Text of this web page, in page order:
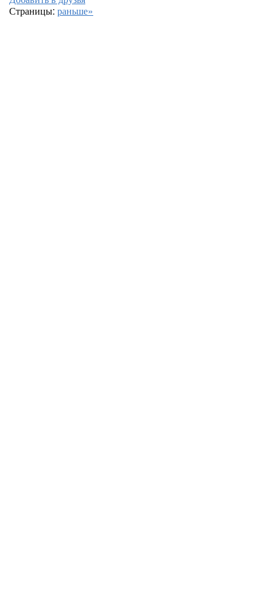
Страницы: раньше»